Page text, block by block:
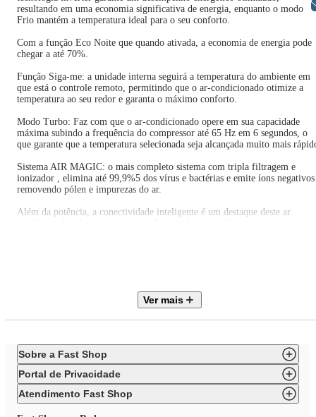
resultando em uma economia significativa de energia, enquanto o modo
Frio mantém a temperatura ideal para o seu conforto.
Com a função Eco Noite que quando ativada, a economia de energia pode
chegar a até 70%.
Função Siga-me: a unidade interna seguirá a temperatura do ambiente em
que está o controle remoto, permitindo que o ar-condicionado otimize a
temperatura ao seu redor e garanta o máximo conforto.
Modo Turbo: Faz com que o ar-condicionado opere em sua capacidade
máxima subindo a frequência do compressor até 65 Hz em 6 segundos, o
que garante que a temperatura selecionada seja alcançada muito mais
Sistema AIR MAGIC: o mais completo sistema com tripla filtragem e
ionizador , elimina até 99,9%5 dos vírus e bactérias e emite íons negativos
removendo pólen e impurezas do ar.
Além da potência, a conectividade inteligente é um destaque deste ar
Cor: Branco
Peso Condensadora: 40,6 kg
Peso Evaporadora: 17,8 kg
Marca: Springer Midea
Capacidade: 30.000 BTUs
Consumo de Energia: 1038 kWh/ano
Ver mais
Sobre a Fast Shop
Portal de Privacidade
Atendimento Fast Shop